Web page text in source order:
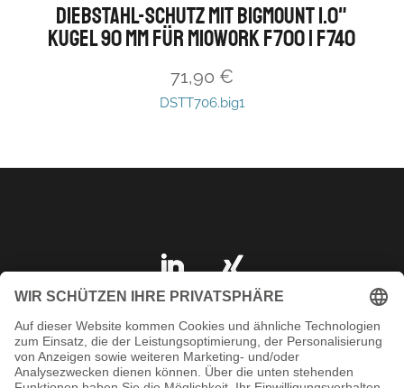
Diebstahl-Schutz mit BIGmount 1.0"
Kugel 90 mm für MioWORK F700 | F740
71,90 €
DSTT706.big1
IMPRESSUM
DATENSCHUTZ